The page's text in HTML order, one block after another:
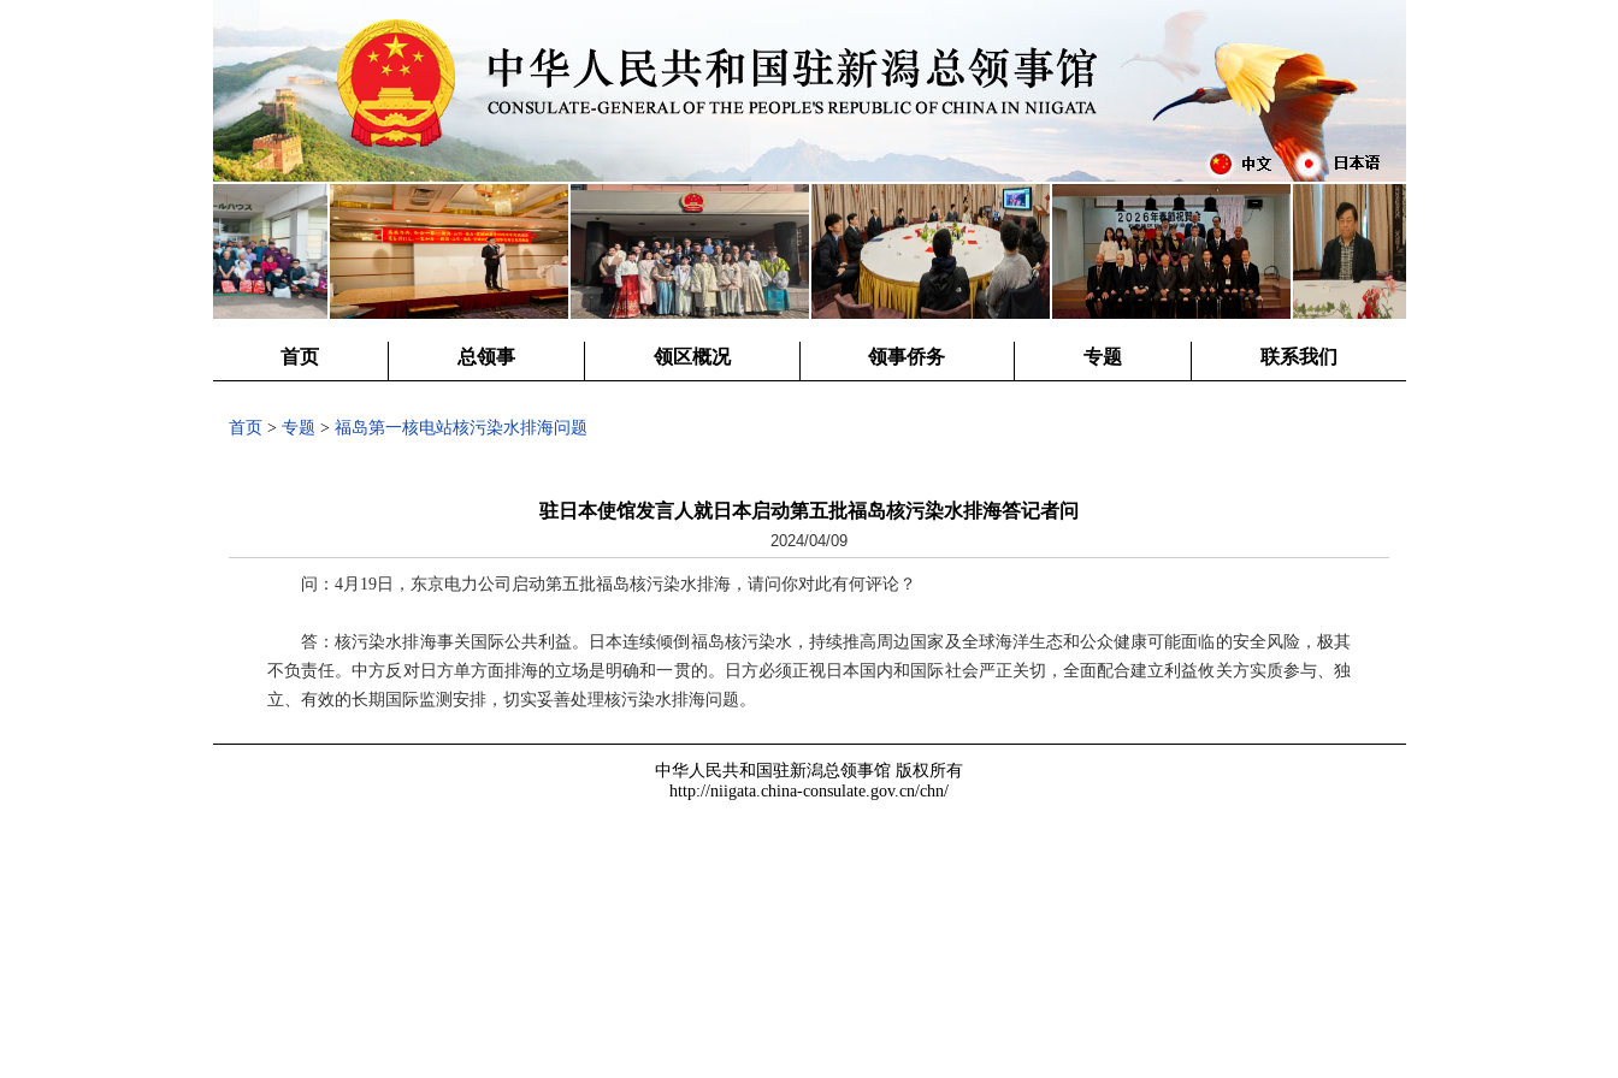
首页 总领事 领区概况 领事侨务 专题 联系我们
首页 > 专题 > 福岛第一核电站核污染水排海问题
驻日本使馆发言人就日本启动第五批福岛核污染水排海答记者问
2024/04/09
问：4月19日，东京电力公司启动第五批福岛核污染水排海，请问你对此有何评论？
答：核污染水排海事关国际公共利益。日本连续倾倒福岛核污染水，持续推高周边国家及全球海洋生态和公众健康可能面临的安全风险，极其
不负责任。中方反对日方单方面排海的立场是明确和一贯的。日方必须正视日本国内和国际社会严正关切，全面配合建立利益攸关方实质参与、独
立、有效的长期国际监测安排，切实妥善处理核污染水排海问题。
中华人民共和国驻新潟总领事馆 版权所有
http://niigata.china-consulate.gov.cn/chn/